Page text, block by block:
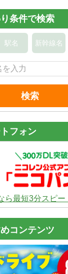
条件で検索
駅名 新幹線名
検索
フォン
ら最短3分スピー
コンテンツ